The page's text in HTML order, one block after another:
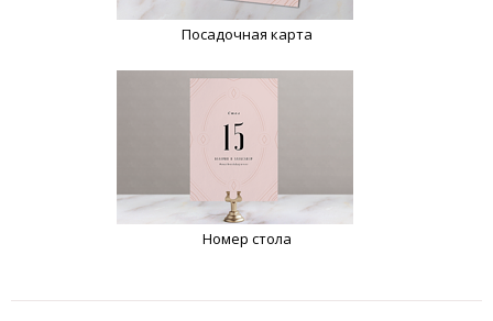
Посадочная карта
Номер стола